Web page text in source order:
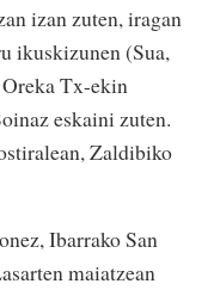
izan zuten, iragan
ikuskizunen (Sua,
Tx-ekin
eskaini zuten.
Zaldibiko
Ibarrako San
maiatzean